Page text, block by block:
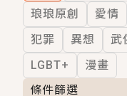
BL｜《
OMG你
言情｜
琅琅原創
愛情
犯罪
異想 武
LGBT+
漫畫
條件篩選